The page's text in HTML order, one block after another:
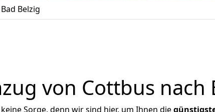
Belzig
von Cottbus nach
Sorge, denn wir sind hier, um Ihnen die